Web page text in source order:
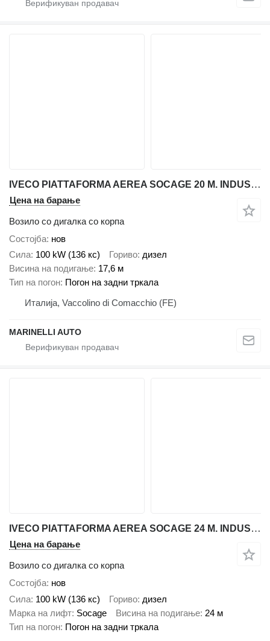
IVECO PIATTAFORMA AEREA SOCAGE 20 M. INDUSTRIA 4.0
Цена на барање
Возило со дигалка со корпа
Состојба нов
Сила 100 kW (136 кс) Гориво дизел
Висина на подигање 17,6 м
Тип на погон Погон на задни тркала
Италија, Vaccolino di Comacchio (FE)
MARINELLI AUTO
IVECO PIATTAFORMA AEREA SOCAGE 24 M. INDUSTRIA 4.0
Цена на барање
Возило со дигалка со корпа
Состојба нов
Сила 100 kW (136 кс) Гориво дизел
Марка на лифт Socage Висина на подигање 24 м
Тип на погон Погон на задни тркала